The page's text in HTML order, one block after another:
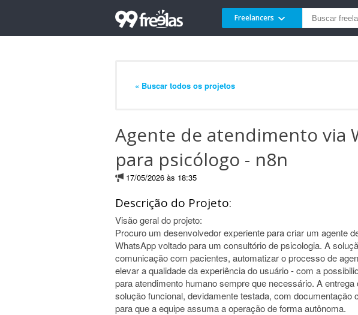
Freelancers
« Buscar todos os projetos
Agente de atendimento via
para psicólogo - n8n
17/05/2026 às 18:35
Descrição do Projeto:
Visão geral do projeto:
Procuro um desenvolvedor experiente para criar um agente
WhatsApp voltado para um consultório de psicologia. A
comunicação com pacientes, automatizar o processo de
elevar a qualidade da experiência do usuário - com a
para atendimento humano sempre que necessário. A
solução funcional, devidamente testada, com documentação
para que a equipe assuma a operação de forma autônoma.